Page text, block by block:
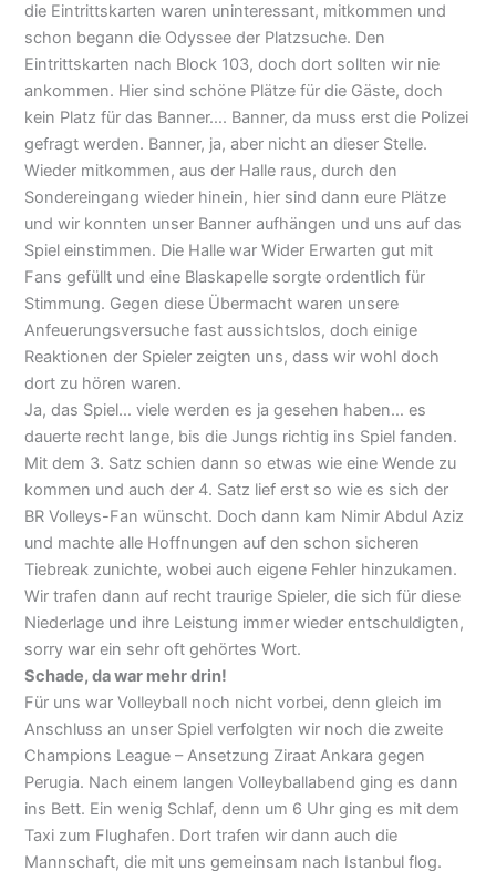
die Eintrittskarten waren uninteressant, mitkommen und
schon begann die Odyssee der Platzsuche. Den
Eintrittskarten nach Block 103, doch dort sollten wir nie
ankommen. Hier sind schöne Plätze für die Gäste, doch
kein Platz für das Banner…. Banner, da muss erst die Polizei
gefragt werden. Banner, ja, aber nicht an dieser Stelle.
Wieder mitkommen, aus der Halle raus, durch den
Sondereingang wieder hinein, hier sind dann eure Plätze
und wir konnten unser Banner aufhängen und uns auf das
Spiel einstimmen. Die Halle war Wider Erwarten gut mit
Fans gefüllt und eine Blaskapelle sorgte ordentlich für
Stimmung. Gegen diese Übermacht waren unsere
Anfeuerungsversuche fast aussichtslos, doch einige
Reaktionen der Spieler zeigten uns, dass wir wohl doch
dort zu hören waren.
Ja, das Spiel… viele werden es ja gesehen haben… es
dauerte recht lange, bis die Jungs richtig ins Spiel fanden.
Mit dem 3. Satz schien dann so etwas wie eine Wende zu
kommen und auch der 4. Satz lief erst so wie es sich der
BR Volleys-Fan wünscht. Doch dann kam Nimir Abdul Aziz
und machte alle Hoffnungen auf den schon sicheren
Tiebreak zunichte, wobei auch eigene Fehler hinzukamen.
Wir trafen dann auf recht traurige Spieler, die sich für diese
Niederlage und ihre Leistung immer wieder entschuldigten,
sorry war ein sehr oft gehörtes Wort.
Schade, da war mehr drin!
Für uns war Volleyball noch nicht vorbei, denn gleich im
Anschluss an unser Spiel verfolgten wir noch die zweite
Champions League – Ansetzung Ziraat Ankara gegen
Perugia. Nach einem langen Volleyballabend ging es dann
ins Bett. Ein wenig Schlaf, denn um 6 Uhr ging es mit dem
Taxi zum Flughafen. Dort trafen wir dann auch die
Mannschaft, die mit uns gemeinsam nach Istanbul flog.